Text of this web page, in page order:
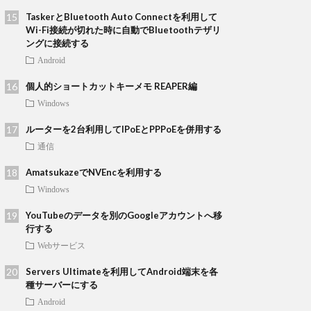
TaskerとBluetooth Auto Connectを利用して
Wi-Fi接続が切れた時に自動でBluetoothテザリ
ングに接続する
Android
個人的ショートカットキーメモ REAPER編
Windows
ルーターを2台利用してIPoEとPPPoEを併用する
通信
AmatsukazeでNVEncを利用する
Windows
YouTubeのデータを別のGoogleアカウントへ移
行する
Webサービス
Servers Ultimateを利用してAndroid端末を各
種サーバーにする
Android